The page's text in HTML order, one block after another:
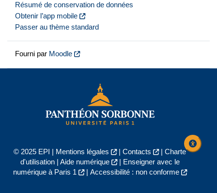
Résumé de conservation de données
Obtenir l’app mobile
Passer au thème standard
Fourni par Moodle
© 2025 EPI | Mentions légales | Contacts | Charte
d'utilisation| Aide numérique |
Enseigner avec le
numérique à Paris 1
| Accessibilité : non conforme